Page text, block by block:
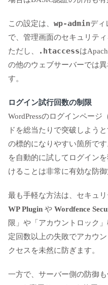
この設定は、 wp-adminディ
で、管理画面のセキュリテ
ただし、
.htaccessは
の他のウェブサーバーでは
す。
ログイン試行回数の制限
WordPressのログインページ
ドを総当たりで突破しよう
の標的になりやすい箇所で
を自動的に試してログイン
けることは非常に有効な防御
最も手軽な方法は、セキュ
WP Plugin や Wordfence
限」や「アカウントロック
定回数以上の失敗でアカウ
クセスを未然に防ぎます。
一方で、サーバー側の防御